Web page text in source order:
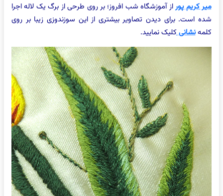
میر کریم پوراز آموزشگاه شب افروز؛ بر روی طرحی از برگ یک لاله اجرا
شده است. برای دیدن تصاویر بیشتری از این سوزندوزی زیبا بر روی
کلمهنشانیکلیک نمایید.